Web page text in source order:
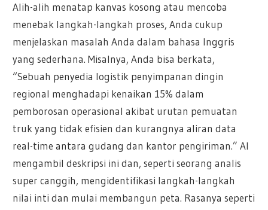
Alih-alih menatap kanvas kosong atau mencoba
menebak langkah-langkah proses, Anda cukup
menjelaskan masalah Anda dalam bahasa Inggris
yang sederhana. Misalnya, Anda bisa berkata,
“Sebuah penyedia logistik penyimpanan dingin
regional menghadapi kenaikan 15% dalam
pemborosan operasional akibat urutan pemuatan
truk yang tidak efisien dan kurangnya aliran data
real-time antara gudang dan kantor pengiriman.” AI
mengambil deskripsi ini dan, seperti seorang analis
super canggih, mengidentifikasi langkah-langkah
nilai inti dan mulai membangun peta. Rasanya seperti